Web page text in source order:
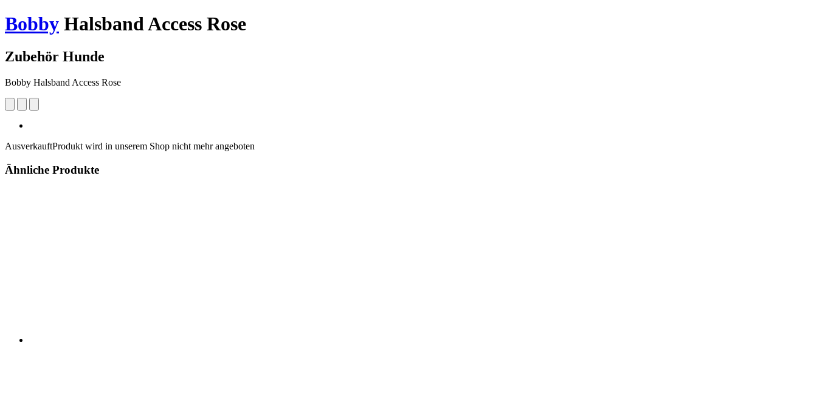
Bobby Halsband Access Rose
Zubehör Hunde
Bobby Halsband Access Rose
AusverkauftProdukt wird in unserem Shop nicht mehr angeboten
Ähnliche Produkte